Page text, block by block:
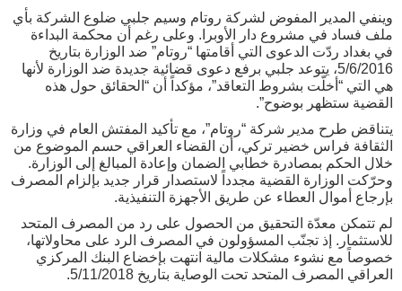
وينفي المدير المفوض لشركة روتام وسيم جلبي ضلوع الشركة بأي
ملف فساد في مشروع دار الأوبرا. وعلى رغم أن محكمة البداءة
في بغداد ردّت الدعوى التي أقامتها “روتام” ضد الوزارة بتاريخ
5/6/2016، يتوعد جلبي برفع دعوى قضائية جديدة ضد الوزارة لأنها
هي التي “أخلّت بشروط التعاقد”، مؤكداً أن “الحقائق حول هذه
القضية ستظهر بوضوح”.
يتناقض طرح مدير شركة “روتام”، مع تأكيد المفتش العام في وزارة
الثقافة فراس خضير تركي، أن القضاء العراقي حسم الموضوع من
خلال الحكم بمصادرة خطابي الضمان وإعادة المبالغ إلى الوزارة.
وحرّكت الوزارة القضية مجدداً لاستصدار قرار جديد بإلزام المصرف
بإرجاع أموال العطاء عن طريق الأجهزة التنفيذية.
لم تتمكن معدّة التحقيق من الحصول على رد من المصرف المتحد
للاستثمار. إذ تجنّب المسؤولون في المصرف الرد على محاولاتها،
خصوصاً مع نشوء مشكلات مالية انتهت بإخضاع البنك المركزي
العراقي المصرف المتحد تحت الوصاية بتاريخ 5/11/2018.